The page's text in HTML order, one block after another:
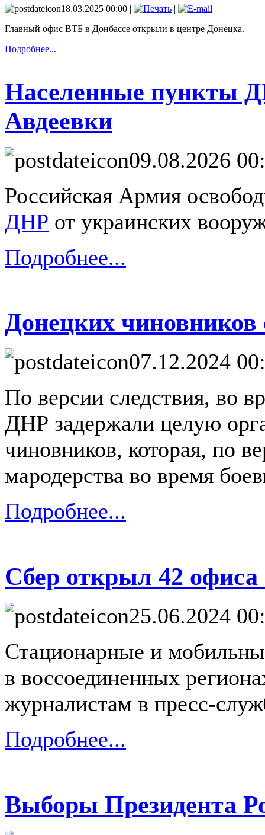
18.03.2025 00:00 |
|
Главный офис ВТБ в Донбассе открыли в центре Донецка.
Подробнее...
Населенные пункты
Авдеевки
09.08.2026
Российская Армия
ДНР от украинских
Подробнее...
Донецких чиновников
07.12.2024
По версии следствия, во
ДНР задержали целую
чиновников, которая, по
мародерства во время
Подробнее...
Сбер открыл 42
25.06.2024
Стационарные и
в воссоединенных
журналистам в пресс-
Подробнее...
Выборы Президента